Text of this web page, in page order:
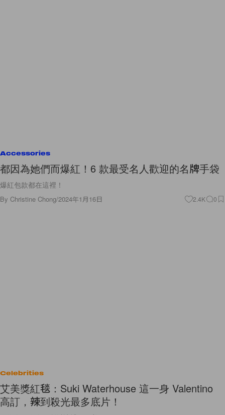
Accessories
都因為她們而爆紅！6 款最受名人歡迎的名牌手袋
爆紅包款都在這裡！
By Christine Chong/2024年1月16日 2.4K 0
Celebrities
艾美獎紅毯：Suki Waterhouse 這一身 Valentino
高訂，辣到殺光最多底片！